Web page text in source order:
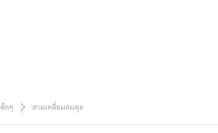
ก ๆ สามเหลี่ยมสมดุล